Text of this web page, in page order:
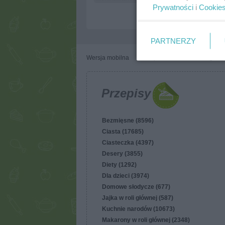
Wersja mobilna
Przepisy
Bezmięsne (8596)
Ciasta (17685)
Ciasteczka (4397)
Desery (3855)
Diety (1292)
Dla dzieci (3974)
Domowe słodycze (677)
Jajka w roli głównej (587)
Kuchnie narodów (10673)
Makarony w roli głównej (2348)
Prywatności i Cookies
PARTNERZY